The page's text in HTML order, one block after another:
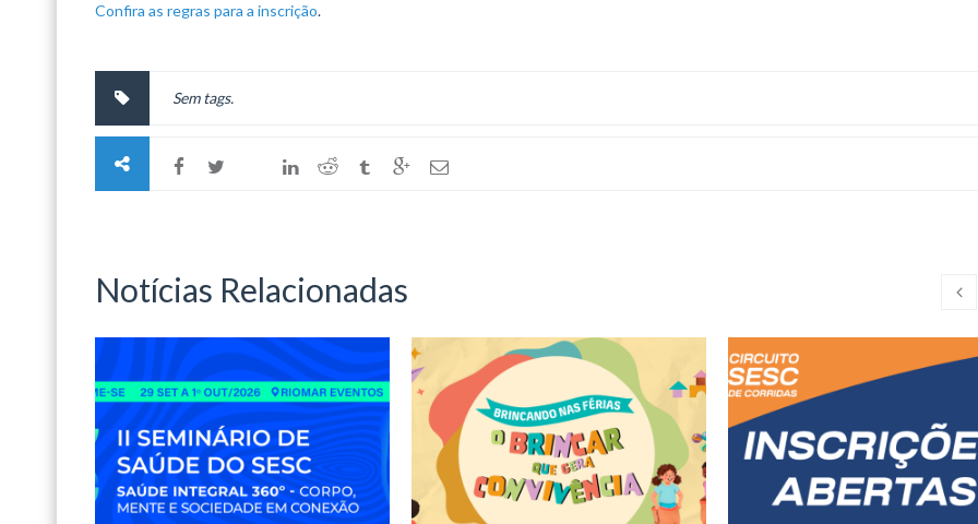
Confira as regras para a inscrição.
Sem tags.
Notícias Relacionadas